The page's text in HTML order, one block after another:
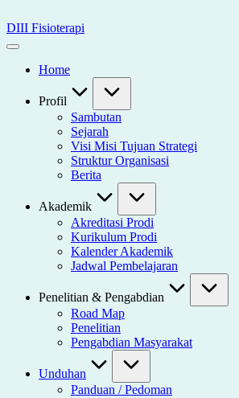
to
content
DIII Fisioterapi
Universitas
HusadaHome
Profil
Sambutan
Sejarah
Visi Misi Tujuan Strategi
Struktur Organisasi
Berita
Akademik
Akreditasi Prodi
Kurikulum Prodi
Kalender Akademik
Jadwal Pembelajaran
Penelitian & Pengabdian
Road Map
Penelitian
Pengabdian Masyarakat
Unduhan
Panduan / Pedoman